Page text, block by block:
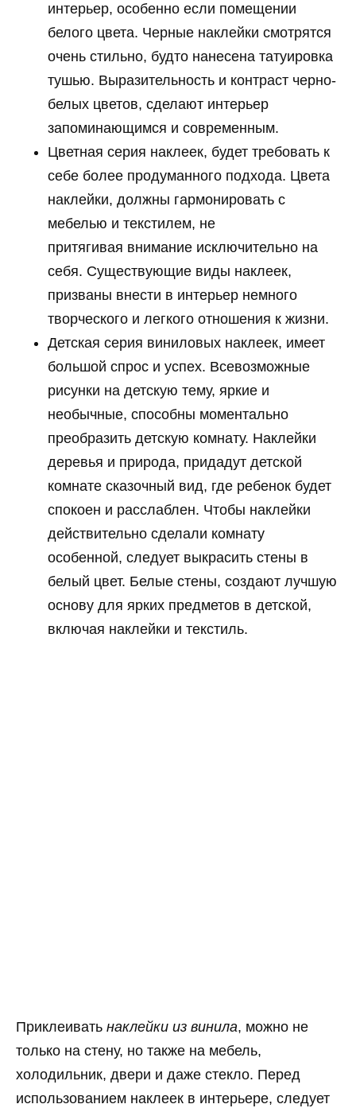
интерьер, особенно если помещении
белого цвета. Черные наклейки смотрятся
очень стильно, будто нанесена татуировка
тушью. Выразительность и контраст черно-
белых цветов, сделают интерьер
запоминающимся и современным.
Цветная серия наклеек, будет требовать к
себе более продуманного подхода. Цвета
наклейки, должны гармонировать с
мебелью и текстилем, не
притягивая внимание исключительно на
себя. Существующие виды наклеек,
призваны внести в интерьер немного
творческого и легкого отношения к жизни.
Детская серия виниловых наклеек, имеет
большой спрос и успех. Всевозможные
рисунки на детскую тему, яркие и
необычные, способны моментально
преобразить детскую комнату. Наклейки
деревья и природа, придадут детской
комнате сказочный вид, где ребенок будет
спокоен и расслаблен. Чтобы наклейки
действительно сделали комнату
особенной, следует выкрасить стены в
белый цвет. Белые стены, создают лучшую
основу для ярких предметов в детской,
включая наклейки и текстиль.
Приклеивать наклейки из винила, можно не
только на стену, но также на мебель,
холодильник, двери и даже стекло. Перед
использованием наклеек в интерьере, следует